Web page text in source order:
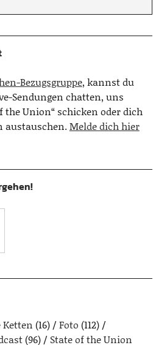
Bezugsgruppe, kannst du
Sendungen chatten, uns
the Union“ schicken oder dich
austauschen.Melde dich hier
Ketten (16) Foto (112)
(96) State of the Union